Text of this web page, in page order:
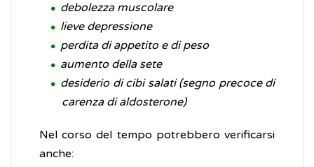
debolezza muscolare
lieve depressione
perdita di appetito e di peso
aumento della sete
desiderio di cibi salati (segno precoce di
carenza di aldosterone)
Nel corso del tempo potrebbero verificarsi
anche: